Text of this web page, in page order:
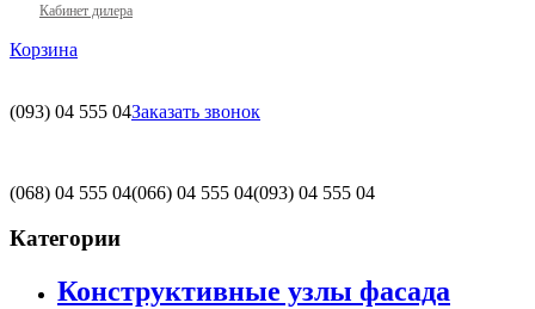
Кабинет дилера
Корзина
(093) 04 555 04Заказать звонок
(068) 04 555 04(066) 04 555 04(093) 04 555 04
Категории
Конструктивные узлы фасада